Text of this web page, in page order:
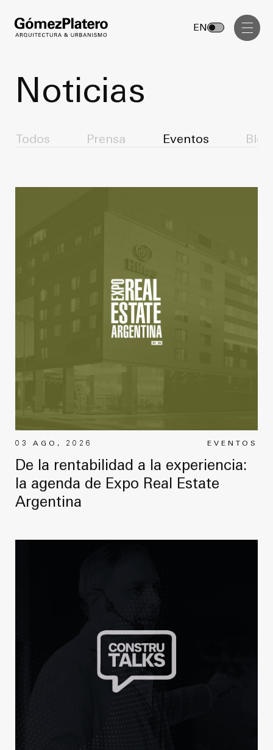
Gerenciamiento de Obra
Anteproyecto
GP inside
Trabaja con nosotros
Contacto
EN
Arquitectura
Gerenciamiento de Obra
Comunicación Visual
Masterplan
Anteproyecto
Proyecto Ejecutivo
Proyectos
Noticias
Quiénes somos
Trabaja con nosotros
Contacto
Noticias
Todos Prensa Eventos Blog
EVENTOS
03 AGO, 2026
De la rentabilidad a la experiencia:
la agenda de Expo Real Estate
Argentina